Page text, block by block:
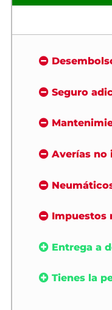
Seguro
Averías no
Impuestos
Entrega a
Tienes la